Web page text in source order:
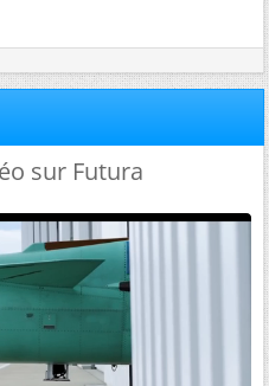
sur Futura